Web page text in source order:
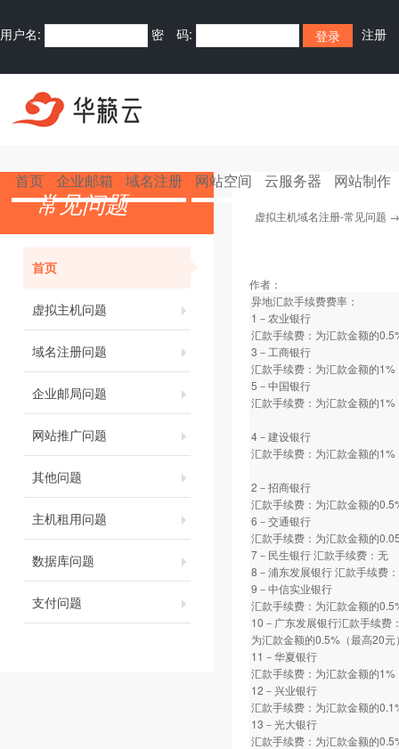
用户名: 密 码: 注册
支付免注册购买
首页 企业邮箱 域名注册 网站空间 云服务器 网站制作
常见问题
首页
虚拟主机问题
域名注册问题
企业邮局问题
网站推广问题
其他问题
主机租用问题
数据库问题
支付问题
虚拟主机域名注册-常见问题
作者：
异地汇款手续费费率：
1－农业银行
汇款手续费：为汇款金额的
3－工商银行
汇款手续费：为汇款金额的
5－中国银行
汇款手续费：为汇款金额的
4－建设银行
汇款手续费：为汇款金额的
2－招商银行
汇款手续费：为汇款金额的
6－交通银行
汇款手续费：为汇款金额的
7－民生银行 汇款手续费：无
8－浦东发展银行 汇款手续费
9－中信实业银行
汇款手续费：为汇款金额的
10－广东发展银行汇款手续费
为汇款金额的0.5%（最高20元
11－华夏银行
汇款手续费：为汇款金额的
12－兴业银行
汇款手续费：为汇款金额的
13－光大银行
汇款手续费：为汇款金额的